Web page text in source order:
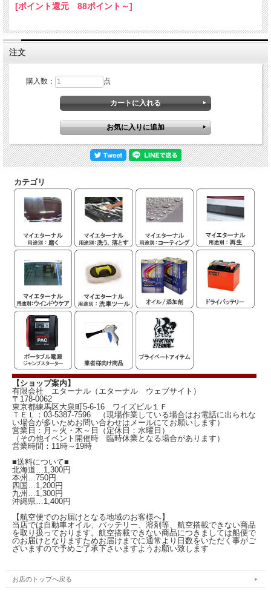
[ポイント還元 88ポイント～]
注文
購入数： 点
カテゴリ
【ショップ案内】
有限会社 エターナル（エターナル ウェブサイト）
〒178-0062
東京都練馬区大泉町5-6-16 ワイズビル１Ｆ
ＴＥＬ：03-5387-7596 （現場作業している場合はお電話に出られな
い場合が多いためお問い合わせはメールにてお願いします）
営業日：月～火・木～日（定休日：水曜日）
（その他イベント開催時 臨時休業となる場合があります）
営業時間：11時～19時
■送料について■
北海道…1,300円
本州…750円
四国…1,200円
九州…1,300円
沖縄県…1,400円
【航空便でのお届けとなる地域のお客様へ】
当店では自動車オイル、バッテリー、溶剤等、航空搭載できない商品
を取り扱っております。航空搭載できない商品につきましては船便で
のお届けとなりますためお届けまでに通常より日数をいただく事がご
ざいますので予めご了承下さいますようお願い致します
お店のトップへ戻る